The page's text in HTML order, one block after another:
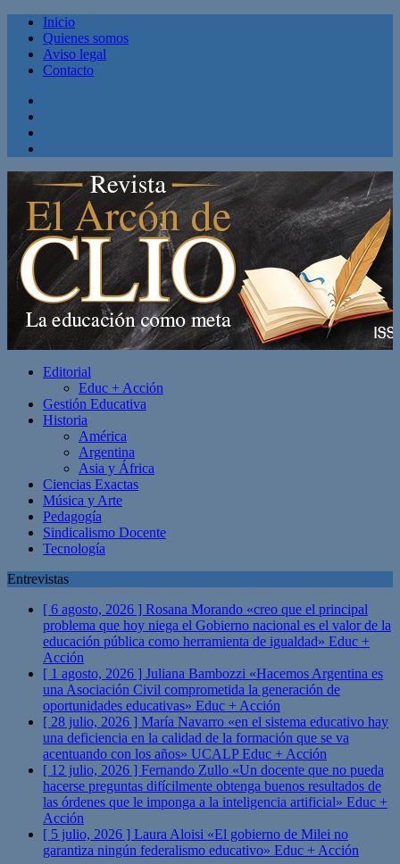
Inicio
Quienes somos
Aviso legal
Contacto
Editorial
Educ + Acción
Gestión Educativa
Historia
América
Argentina
Asia y África
Ciencias Exactas
Música y Arte
Pedagogía
Sindicalismo Docente
Tecnología
Entrevistas
[ 6 agosto, 2026 ] Rosana Morando «creo que el principal
problema que hoy niega el Gobierno nacional es el valor de la
educación pública como herramienta de igualdad» Educ +
Acción
[ 1 agosto, 2026 ] Juliana Bambozzi «Hacemos Argentina es
una Asociación Civil comprometida la generación de
oportunidades educativas» Educ + Acción
[ 28 julio, 2026 ] María Navarro «en el sistema educativo hay
una deficiencia en la calidad de la formación que se va
acentuando con los años» UCALPEduc + Acción
[ 12 julio, 2026 ] Fernando Zullo «Un docente que no pueda
hacerse preguntas difícilmente obtenga buenos resultados de
las órdenes que le imponga a la inteligencia artificial» Educ +
Acción
[ 5 julio, 2026 ] Laura Aloisi «El gobierno de Milei no
garantiza ningún federalismo educativo» Educ + Acción